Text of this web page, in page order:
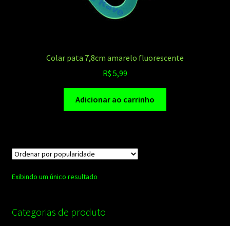
Colar pata 7,8cm amarelo fluorescente
R$ 5,99
Adicionar ao carrinho
Exibindo um único resultado
Categorias de produto